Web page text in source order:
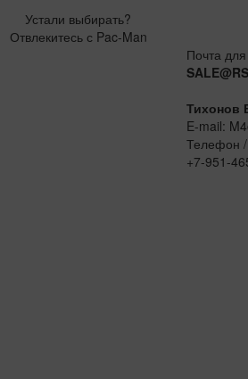
Устали выбирать?
Отвлекитесь с Pac-Man
Почта для
Тихонов
E-mail:
Телефон
+7-951-